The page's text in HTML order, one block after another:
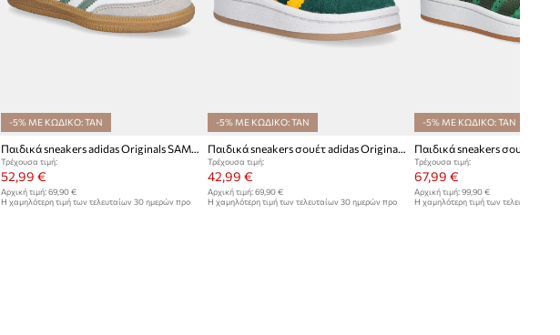
-5% ΜΕ ΚΩΔΙΚΟ: TAN
Παιδικά sneakers adidas Originals SAMBA OG
Τρέχουσα τιμή:
52,99 €
Αρχική τιμή: 69,90 €
Η χαμηλότερη τιμή των τελευταίων 30 ημερών προ
-5% ΜΕ ΚΩΔΙΚΟ: TAN
Παιδικά sneakers σουέτ adidas Originals CAMPUS 00s
Τρέχουσα τιμή:
42,99 €
Αρχική τιμή:69,90 €
Η χαμηλότερη τιμή των τελευταίων 30 ημερών προ
-5% ΜΕ ΚΩΔΙΚΟ: TAN
Τρέχουσα τιμή:
67,99 €
Αρχική τιμή: 99,90 €
Η χαμηλότερη τιμή των τελευταίων